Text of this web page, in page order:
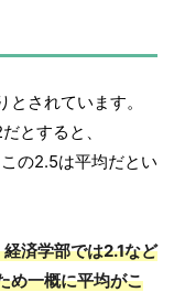
されています。
とすると、
の2.5は平均だとい
済学部では2.1など
め一概に平均がこ